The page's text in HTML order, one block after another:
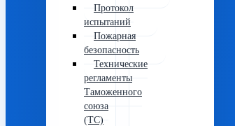
Протокол
испытаний
Пожарная
безопасность
Технические
регламенты
Таможенного
союза
(ТС)